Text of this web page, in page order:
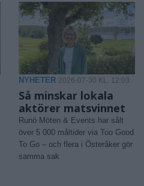
NYHETER 2026-07-30 KL. 12:03
Så minskar lokala
aktörer matsvinnet
Runö Möten & Events har sålt
över 5 000 måltider via Too Good
To Go – och flera i Österåker gör
samma sak